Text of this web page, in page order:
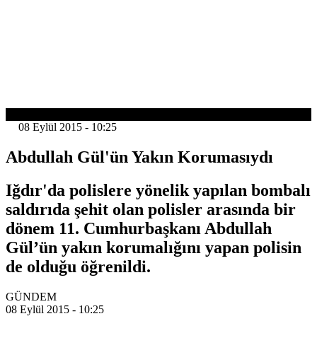
08 Eylül 2015 - 10:25
Abdullah Gül'ün Yakın Korumasıydı
Iğdır'da polislere yönelik yapılan bombalı
saldırıda şehit olan polisler arasında bir
dönem 11. Cumhurbaşkanı Abdullah
Gül’ün yakın korumalığını yapan polisin
de olduğu öğrenildi.
GÜNDEM
08 Eylül 2015 - 10:25